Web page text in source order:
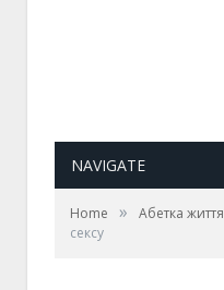
NAVIGATE
Home » Абетка життя
сексу